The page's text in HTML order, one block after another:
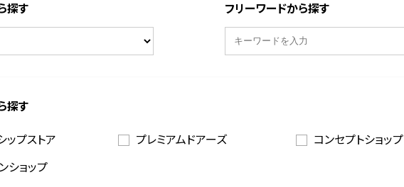
探す フリーワードから探す
探す
ップストア プレミアムドアーズ コンセプトショップ
ショップ